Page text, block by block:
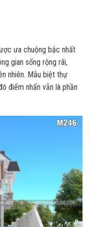
ưa chuộng bậc nhất
gian sống rộng rãi,
nhiên. Mẫu biệt thự
điểm nhấn vẫn là phần